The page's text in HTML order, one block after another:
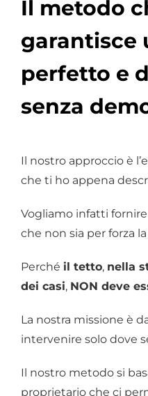
Il metodo
garantisce
perfetto e
senza
Il nostro approccio è
che ti ho appena
Vogliamo infatti
che non sia per forza
Perché il tetto, nella
dei casi, NON deve
La nostra missione è
intervenire solo dove
Il nostro metodo si
proprietario che ci